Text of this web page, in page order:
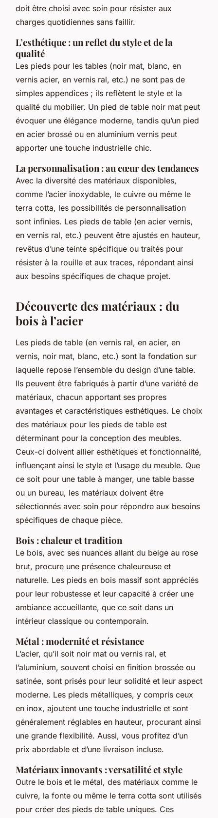
doit être choisi avec soin pour résister aux
charges quotidiennes sans faillir.
L’esthétique : un reflet du style et de la
qualité
Les pieds pour les tables (noir mat, blanc, en
vernis acier, en vernis ral, etc.) ne sont pas de
simples appendices ; ils reflètent le style et la
qualité du mobilier. Un pied de table noir mat peut
évoquer une élégance moderne, tandis qu’un pied
en acier brossé ou en aluminium vernis peut
apporter une touche industrielle chic.
La personnalisation : au cœur des tendances
Avec la diversité des matériaux disponibles,
comme l’acier inoxydable, le cuivre ou même le
terra cotta, les possibilités de personnalisation
sont infinies. Les pieds de table (en acier vernis,
en vernis ral, etc.) peuvent être ajustés en hauteur,
revêtus d’une teinte spécifique ou traités pour
résister à la rouille et aux traces, répondant ainsi
aux besoins spécifiques de chaque projet.
Découverte des matériaux : du
bois à l’acier
Les pieds de table (en vernis ral, en acier, en
vernis, noir mat, blanc, etc.) sont la fondation sur
laquelle repose l’ensemble du design d’une table.
Ils peuvent être fabriqués à partir d’une variété de
matériaux, chacun apportant ses propres
avantages et caractéristiques esthétiques. Le choix
des matériaux pour les pieds de table est
déterminant pour la conception des meubles.
Ceux-ci doivent allier esthétiques et fonctionnalité,
influençant ainsi le style et l’usage du meuble. Que
ce soit pour une table à manger, une table basse
ou un bureau, les matériaux doivent être
sélectionnés avec soin pour répondre aux besoins
spécifiques de chaque pièce.
Bois : chaleur et tradition
Le bois, avec ses nuances allant du beige au rose
brut, procure une présence chaleureuse et
naturelle. Les pieds en bois massif sont appréciés
pour leur robustesse et leur capacité à créer une
ambiance accueillante, que ce soit dans un
intérieur classique ou contemporain.
Métal : modernité et résistance
L’acier, qu’il soit noir mat ou vernis ral, et
l’aluminium, souvent choisi en finition brossée ou
satinée, sont prisés pour leur solidité et leur aspect
moderne. Les pieds métalliques, y compris ceux
en inox, ajoutent une touche industrielle et sont
généralement réglables en hauteur, procurant ainsi
une grande flexibilité. Aussi, vous profitez d’un
prix abordable et d’une livraison incluse.
Matériaux innovants : versatilité et style
Outre le bois et le métal, des matériaux comme le
cuivre, la fonte ou même le terra cotta sont utilisés
pour créer des pieds de table uniques. Ces